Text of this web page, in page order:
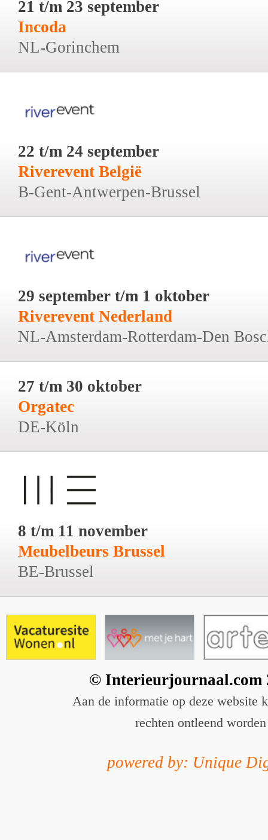
21 t/m 23 september
Incoda
NL-Gorinchem
22 t/m 24 september
Riverevent België
B-Gent-Antwerpen-Brussel
29 september t/m 1 oktober
Riverevent Nederland
NL-Amsterdam-Rotterdam-Den
27 t/m 30 oktober
Orgatec
DE-Köln
8 t/m 11 november
Meubelbeurs Brussel
BE-Brussel
© Interieurjournaal.com
Aan de informatie op deze website
rechten ontleend worden
powered by: Unique